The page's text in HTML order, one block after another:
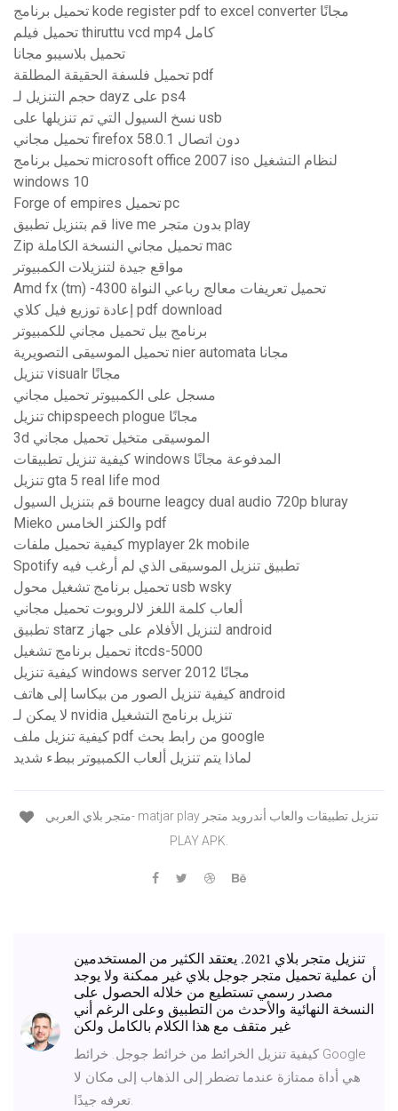
تحميل برنامج kode register pdf to excel converter مجانًا
تحميل فيلم thiruttu vcd mp4 كامل
تحميل بلاسيبو مجانا
تحميل فلسفة الحقيقة المطلقة pdf
حجم التنزيل لـ dayz على ps4
نسخ السيول التي تم تنزيلها على usb
تحميل مجاني firefox 58.0.1 دون اتصال
تحميل برنامج microsoft office 2007 iso لنظام التشغيل
windows 10
Forge of empires تحميل pc
قم بتنزيل تطبيق live me بدون متجر play
Zip تحميل مجاني النسخة الكاملة mac
مواقع جيدة لتنزيلات الكمبيوتر
Amd fx (tm) -4300 تحميل تعريفات معالج رباعي النواة
إعادة توزيع فيل كلاي pdf download
برنامج بيل تحميل مجاني للكمبيوتر
تحميل الموسيقى التصويرية nier automata مجانا
تنزيل visualr مجانًا
مسجل على الكمبيوتر تحميل مجاني
تنزيل chipspeech plogue مجانًا
3d الموسيقى متخيل تحميل مجاني
كيفية تنزيل تطبيقات windows المدفوعة مجانًا
تنزيل gta 5 real life mod
قم بتنزيل السيول bourne leagcy dual audio 720p bluray
Mieko والكنز الخامس pdf
كيفية تحميل ملفات myplayer 2k mobile
Spotify تطبيق تنزيل الموسيقى الذي لم أرغب فيه
تحميل برنامج تشغيل محول usb wsky
ألعاب كلمة اللغز لالروبوت تحميل مجاني
تطبيق starz لتنزيل الأفلام على جهاز android
تحميل برنامج تشغيل itcds-5000
كيفية تنزيل windows server 2012 مجانًا
كيفية تنزيل الصور من بيكاسا إلى هاتف android
لا يمكن لـ nvidia تنزيل برنامج التشغيل
كيفية تنزيل ملف pdf من رابط بحث google
لماذا يتم تنزيل ألعاب الكمبيوتر ببطء شديد
PLAY APK.
تنزيل متجر بلاي 2021. يعتقد الكثير من المستخدمين
أن عملية تحميل متجر جوجل بلاي غير ممكنة ولا يوجد
مصدر رسمي تستطيع من خلاله الحصول على
النسخة النهائية والأحدث من التطبيق وعلى الرغم أني
غير متقف مع هذا الكلام بالكامل ولكن
كيفية تنزيل الخرائط من خرائط جوجل. خرائط Google
هي أداة ممتازة عندما تضطر إلى الذهاب إلى مكان لا
تعرفه جيدًا.